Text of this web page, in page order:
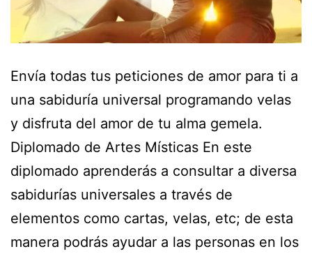
Envía todas tus peticiones de amor para ti a
una sabiduría universal programando velas
y disfruta del amor de tu alma gemela.
Diplomado de Artes Místicas En este
diplomado aprenderás a consultar a diversa
sabidurías universales a través de
elementos como cartas, velas, etc; de esta
manera podrás ayudar a las personas en los